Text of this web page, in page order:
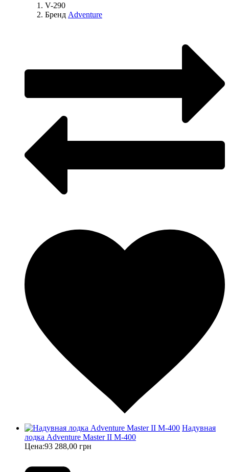
V-290
Бренд Adventure
Надувная
лодка Adventure Master II M-400
Цена:93 288,00 грн